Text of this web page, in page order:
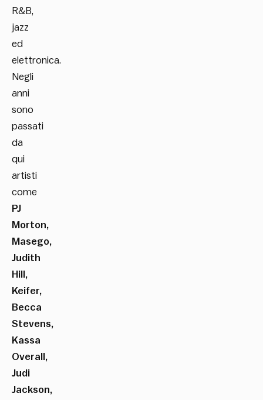
R&B,
jazz
ed
elettronica.
Negli
anni
sono
passati
da
qui
artisti
come
PJ
Morton,
Masego,
Judith
Hill,
Keifer,
Becca
Stevens,
Kassa
Overall,
Judi
Jackson,